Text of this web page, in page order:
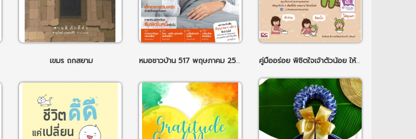
เขมร ถกสยาม หมอชาวบ้าน 517 พฤษภาคม 2565 คู่มืออร่อย พิชิตใจเจ้าตัวน้อย ให้อยู่หมัด